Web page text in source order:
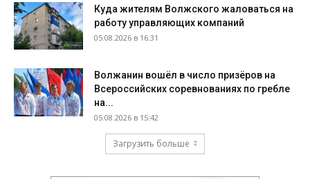
Куда жителям Волжского жаловаться на
работу управляющих компаний
05.08.2026 в 16:31
Волжанин вошёл в число призёров на
Всероссийских соревнованиях по гребле
на...
05.08.2026 в 15:42
Загрузить больше